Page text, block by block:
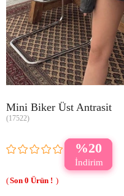
Mini Biker Üst Antrasit
(17522)
20
0